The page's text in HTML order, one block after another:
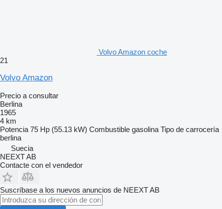
Volvo Amazon coche
21
Volvo Amazon
Precio a consultar
Berlina
1965
4 km
Potencia 75 Hp (55.13 kW) Combustible gasolina Tipo de carrocería
berlina
Suecia
NEEXT AB
Contacte con el vendedor
Suscríbase a los nuevos anuncios de NEEXT AB